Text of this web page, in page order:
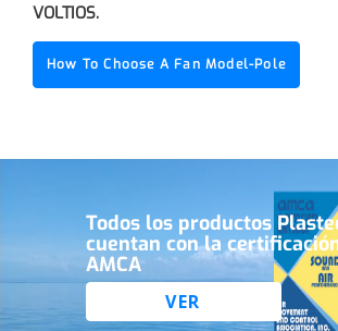
VOLTIOS.
How To Choose A Fan Model-Pole
Todos los productos
cuentan con la
AMCA
VER